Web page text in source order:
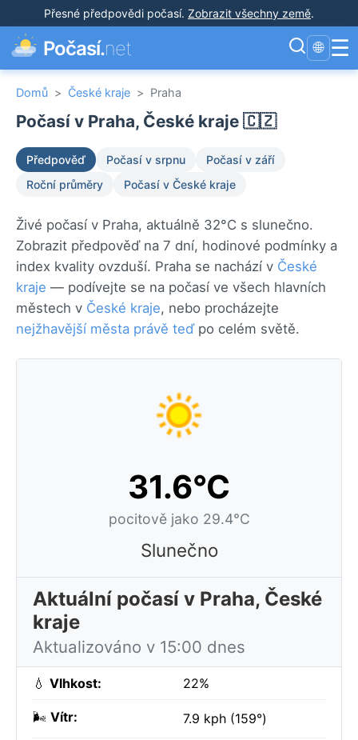
Přesné předpovědi počasí. Zobrazit všechny země.
Počasí.net 🌐 ☰
Domů > České kraje > Praha
Počasí v Praha, České kraje 🇨🇿
Předpověď Počasí v srpnu
Počasí v září
Roční průměry
Počasí v České kraje
Živé počasí v Praha, aktuálně 32°C s slunečno.
Zobrazit předpověď na 7 dní, hodinové podmínky a
index kvality ovzduší. Praha se nachází v České
kraje — podívejte se na počasí ve všech hlavních
městech v České kraje, nebo procházejte
nejžhavější města právě teďpo celém světě.
31.6°C
pocitově jako 29.4°C
Slunečno
Aktuální počasí v Praha, České
kraje
Aktualizováno v 15:00 dnes
💧 Vlhkost: 22%
🌬️ Vítr: 7.9 kph (159°)